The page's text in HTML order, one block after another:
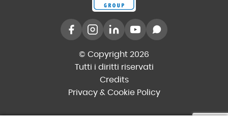
© Copyright 2026
Tutti i diritti riservati
Credits
Privacy & Cookie Policy